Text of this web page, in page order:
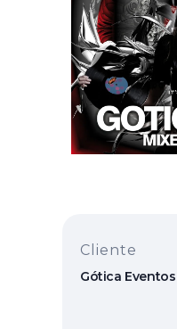
Cliente
Gótica Eventos